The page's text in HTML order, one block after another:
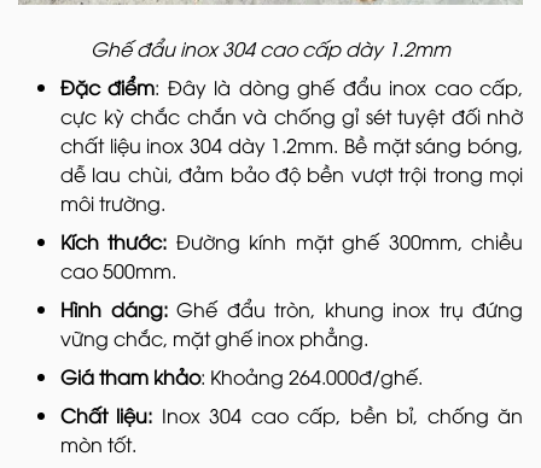
Ghế đẩu inox 304 cao cấp dày 1.2mm
Đặc điểm: Đây là dòng ghế đẩu inox cao cấp,
cực kỳ chắc chắn và chống gỉ sét tuyệt đối nhờ
chất liệu inox 304 dày 1.2mm. Bề mặt sáng bóng,
dễ lau chùi, đảm bảo độ bền vượt trội trong mọi
môi trường.
Kích thước: Đường kính mặt ghế 300mm, chiều
cao 500mm.
Hình dáng:Ghế đẩu tròn, khung inox trụ đứng
vững chắc, mặt ghế inox phẳng.
Giá tham khảo: Khoảng 264.000đ/ghế.
Chất liệu: Inox 304 cao cấp, bền bỉ, chống ăn
mòn tốt.